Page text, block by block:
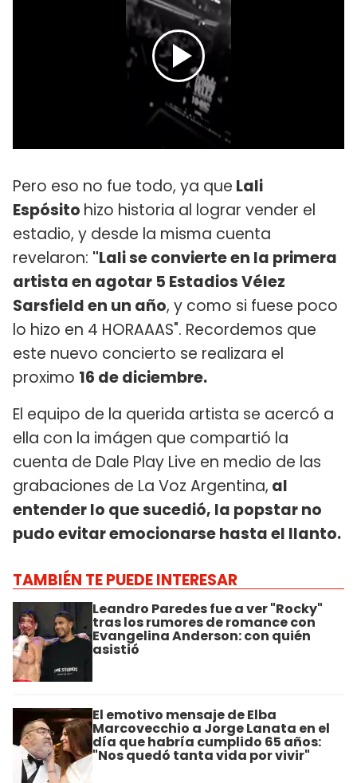
Pero eso no fue todo, ya que Lali
Espósito hizo historia al lograr vender el
estadio, y desde la misma cuenta
revelaron: "Lali se convierte en la primera
artista en agotar 5 Estadios Vélez
Sarsfield en un año, y como si fuese poco
lo hizo en 4 HORAAAS". Recordemos que
este nuevo concierto se realizara el
proximo 16 de diciembre.
El equipo de la querida artista se acercó a
ella con la imágen que compartió la
cuenta de Dale Play Live en medio de las
grabaciones de La Voz Argentina, al
entender lo que sucedió, la popstar no
pudo evitar emocionarse hasta el llanto.
TAMBIÉN TE PUEDE INTERESAR
Leandro Paredes fue a ver "Rocky"
tras los rumores de romance con
Evangelina Anderson: con quién
asistió
El emotivo mensaje de Elba
Marcovecchio a Jorge Lanata en el
día que habría cumplido 65 años:
"Nos quedó tanta vida por vivir"